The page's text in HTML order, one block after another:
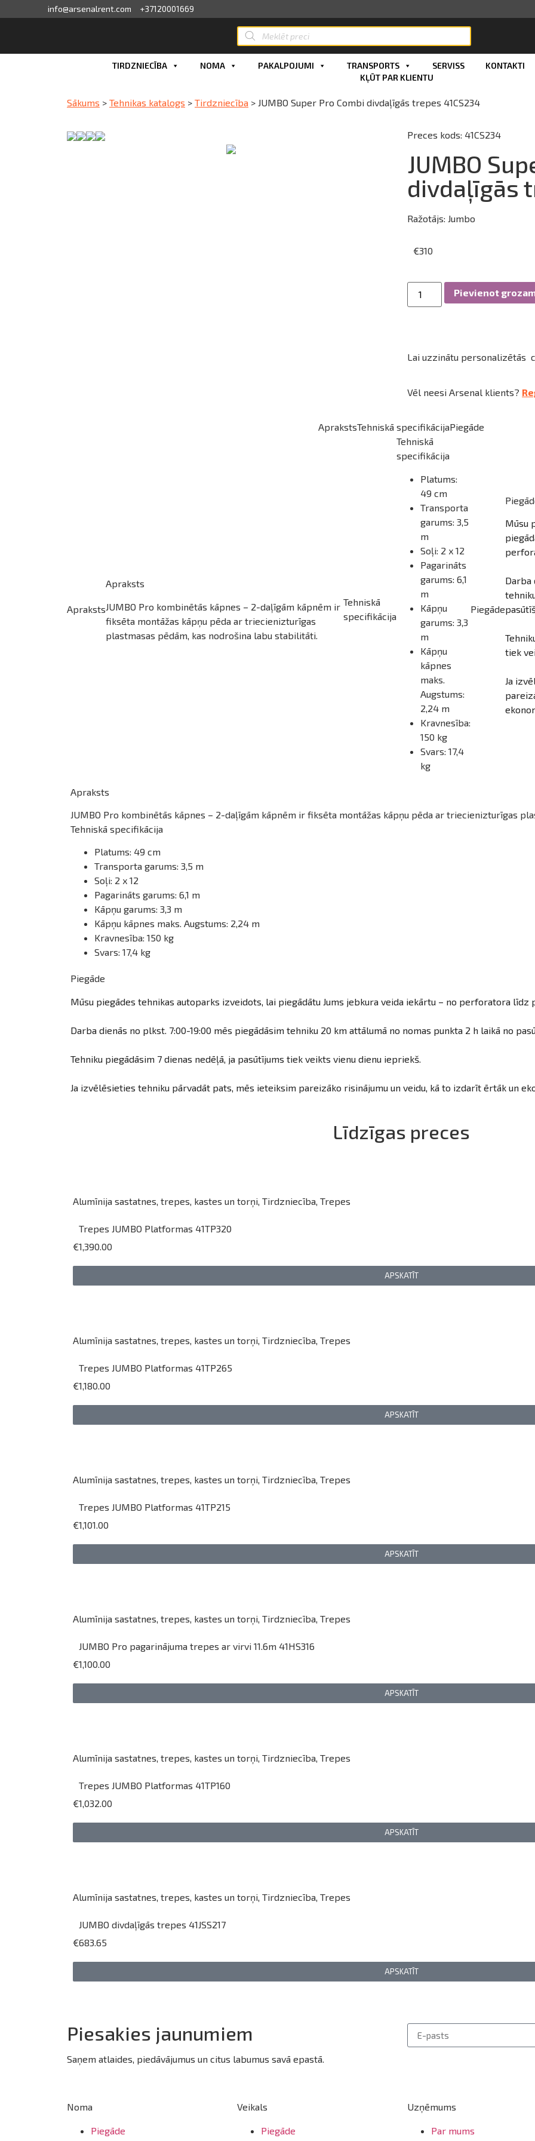
info@arsenalrent.com +37120001669
saraksts
TIRDZNIECĪBA NOMA PAKALPOJUMI TRANSPORTS SERVISS KONTAKTI
KĻŪT PAR KLIENTU
Sākums > Tehnikas katalogs > Tirdzniecība > JUMBO Super Pro Combi divdaļīgās trepes 41CS234
Preces kods: 41CS234
JUMBO
divdaļīgās
Ražotājs: Jumbo
€310
Pievienot
Lai uzzinātu personalizētās
Vēl neesi Arsenal klients?
AprakstsTehniskā specifikācijaPiegāde
Apraksts
Apraksts
JUMBO Pro kombinētās kāpnes – 2-daļīgām kāpnēm ir
fiksēta montāžas kāpņu pēda ar triecienizturīgas
plastmasas pēdām, kas nodrošina labu stabilitāti.
Tehniskā
specifikācija
Tehniskā
specifikācija
Platums:
49 cm
Transporta
garums: 3,5
m
Soļi: 2 x 12
Pagarināts
garums: 6,1
m
Kāpņu
garums: 3,3
m
Kāpņu
kāpnes
maks.
Augstums:
2,24 m
Kravnesība:
150 kg
Svars: 17,4
kg
Piegāde
Mūsu
Darba
tiek
Ja
Apraksts
JUMBO Pro kombinētās kāpnes – 2-daļīgām kāpnēm ir fiksēta montāžas kāpņu pēda ar triecienizturīgas
Tehniskā specifikācija
Platums: 49 cm
Transporta garums: 3,5 m
Soļi: 2 x 12
Pagarināts garums: 6,1 m
Kāpņu garums: 3,3 m
Kāpņu kāpnes maks. Augstums: 2,24 m
Kravnesība: 150 kg
Svars: 17,4 kg
Piegāde
Mūsu piegādes tehnikas autoparks izveidots, lai piegādātu Jums jebkura veida iekārtu – no perforatora līdz
Darba dienās no plkst. 7:00-19:00 mēs piegādāsim tehniku 20 km attālumā no nomas punkta 2 h laikā no
Tehniku piegādāsim 7 dienas nedēļā, ja pasūtījums tiek veikts vienu dienu iepriekš.
Ja izvēlēsieties tehniku pārvadāt pats, mēs ieteiksim pareizāko risinājumu un veidu, kā to izdarīt ērtāk un
Līdzīgas preces
Alumīnija sastatnes, trepes, kastes un torņi, Tirdzniecība, Trepes
Trepes JUMBO Platformas 41TP320
€1,390.00
APSKATĪT
Alumīnija sastatnes, trepes, kastes un torņi, Tirdzniecība, Trepes
Trepes JUMBO Platformas 41TP265
€1,180.00
APSKATĪT
Alumīnija sastatnes, trepes, kastes un torņi, Tirdzniecība, Trepes
Trepes JUMBO Platformas 41TP215
€1,101.00
APSKATĪT
Alumīnija sastatnes, trepes, kastes un torņi, Tirdzniecība, Trepes
JUMBO Pro pagarinājuma trepes ar virvi 11.6m 41HS316
€1,100.00
APSKATĪT
Alumīnija sastatnes, trepes, kastes un torņi, Tirdzniecība, Trepes
Trepes JUMBO Platformas 41TP160
€1,032.00
APSKATĪT
Alumīnija sastatnes, trepes, kastes un torņi, Tirdzniecība, Trepes
JUMBO divdaļīgās trepes 41JSS217
€683.65
APSKATĪT
Piesakies jaunumiem
Saņem atlaides, piedāvājumus un citus labumus savā epastā.
Noma
Piegāde
Veikals
Piegāde
Uzņēmums
Par mums